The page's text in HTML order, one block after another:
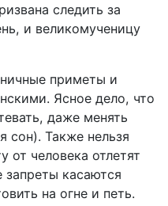
следить за
и великомученицу
приметы и
Ясное дело, что
даже менять
сон). Также нельзя
от человека отлетят
запреты касаются
на огне и петь.